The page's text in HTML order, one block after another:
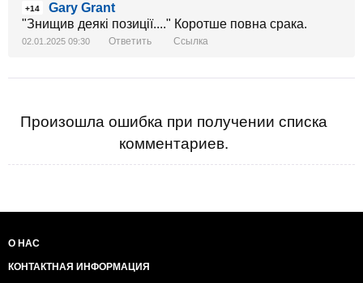
+14
Gary Grant
"Знищив деякі позиції...." Коротше повна срака.
02.01.2025 09:30 Ответить Ссылка
Произошла ошибка при получении списка
комментариев.
О НАС
КОНТАКТНАЯ ИНФОРМАЦИЯ